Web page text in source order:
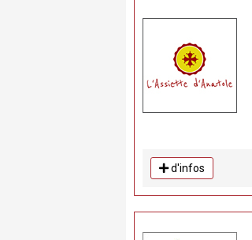
d'infos